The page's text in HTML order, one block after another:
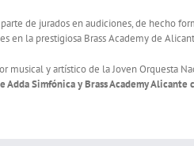
de jurados en audiciones, de hecho
en la prestigiosa Brass Academy de
musical y artístico de la Joven Orquesta
Adda Simfónica y Brass Academy